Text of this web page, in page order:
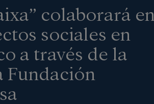
colaborará en
sociales en
a través de la
Fundación